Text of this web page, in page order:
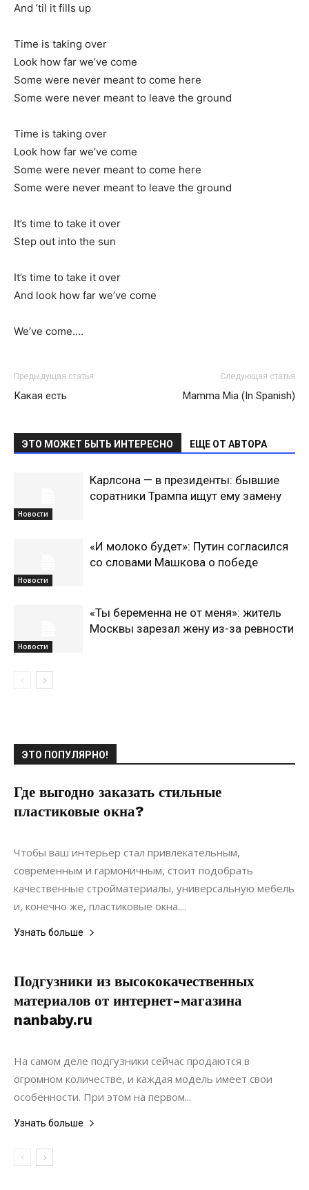
And ’til it fills up
Time is taking over
Look how far we’ve come
Some were never meant to come here
Some were never meant to leave the ground
Time is taking over
Look how far we’ve come
Some were never meant to come here
Some were never meant to leave the ground
It’s time to take it over
Step out into the sun
It’s time to take it over
And look how far we’ve come
We’ve come….
Предыдущая статья
Какая есть
Следующая статья
Mamma Mia (In Spanish)
ЭТО МОЖЕТ БЫТЬ ИНТЕРЕСНО ЕЩЕ ОТ АВТОРА
Новости
Карлсона — в президенты: бывшие
соратники Трампа ищут ему замену
Новости
«И молоко будет»: Путин согласился
со словами Машкова о победе
Новости
«Ты беременна не от меня»: житель
Москвы зарезал жену из-за ревности
ЭТО ПОПУЛЯРНО!
Где выгодно заказать стильные
пластиковые окна?
14.08.2018
Чтобы ваш интерьер стал привлекательным,
современным и гармоничным, стоит подобрать
качественные стройматериалы, универсальную мебель
и, конечно же, пластиковые окна....
Узнать больше
Подгузники из высококачественных
материалов от интернет-магазина
nanbaby.ru
26.01.2019
На самом деле подгузники сейчас продаются в
огромном количестве, и каждая модель имеет свои
особенности. При этом на первом...
Узнать больше